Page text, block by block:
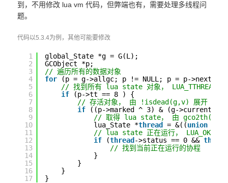
到，不用修改 lua vm 代码，但弊端也有，需要处理多线程问
题。
代码以5.3.4为例，其他可能要修改
1
2
3
4
5
6
7
8
9
10
11
12
13
14
15
16
17
global_State *g = G(L);
GCObject *p;
// 遍历所有的数据对象
for
(p = g->allgc; p != NULL; p = p->next) {
// 找到所有 lua state 对象， LUA_TTHREAD
if
(p->tt == 8 ) {
// 存活对象， 由 !isdead(g,v) 展开
if
((p->marked ^ 3) & (g-
// 取得 lua state， 由 gco2th(p)
lua_State *thread = &((union
// lua state 正在运行， LUA_OK 定
if
(thread ->status == 0 && thread
// 找到当前正在运行的协程
}
}
}
}